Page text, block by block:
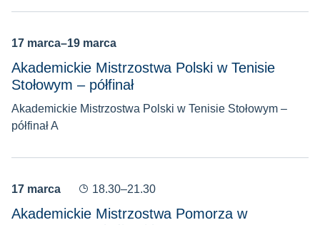
17 marca–19 marca
Akademickie Mistrzostwa Polski w Tenisie
Stołowym – półfinał
Akademickie Mistrzostwa Polski w Tenisie Stołowym –
półfinał A
17 marca 18.30–21.30
Akademickie Mistrzostwa Pomorza w